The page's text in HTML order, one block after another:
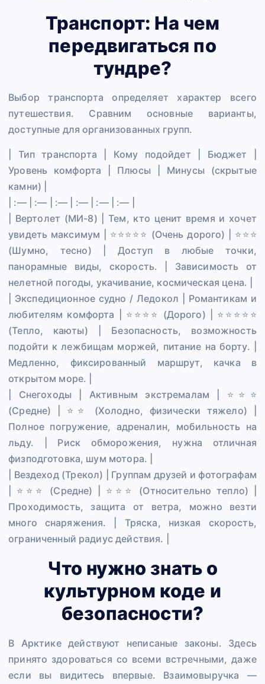
Транспорт: На чем
передвигаться по
тундре?
Выбор транспорта определяет характер всего
путешествия. Сравним основные варианты,
доступные для организованных групп.
| Тип транспорта | Кому подойдет | Бюджет |
Уровень комфорта | Плюсы | Минусы (скрытые
камни) |
| :— | :— | :— | :— | :— | :— |
| Вертолет (МИ-8) | Тем, кто ценит время и хочет
увидеть максимум | ⭐⭐⭐⭐⭐ (Очень дорого) | ⭐⭐⭐
(Шумно, тесно) | Доступ в любые точки,
панорамные виды, скорость. | Зависимость от
нелетной погоды, укачивание, космическая цена. |
| Экспедиционное судно / Ледокол | Романтикам и
любителям комфорта | ⭐⭐⭐⭐ (Дорого) | ⭐⭐⭐⭐⭐
(Тепло, каюты) | Безопасность, возможность
подойти к лежбищам моржей, питание на борту. |
Медленно, фиксированный маршрут, качка в
открытом море. |
| Снегоходы | Активным экстремалам | ⭐⭐⭐
(Средне) | ⭐⭐ (Холодно, физически тяжело) |
Полное погружение, адреналин, мобильность на
льду. | Риск обморожения, нужна отличная
физподготовка, шум мотора. |
| Вездеход (Трекол) | Группам друзей и фотографам
| ⭐⭐⭐ (Средне) | ⭐⭐⭐ (Относительно тепло) |
Проходимость, защита от ветра, можно везти
много снаряжения. | Тряска, низкая скорость,
ограниченный радиус действия. |
Что нужно знать о
культурном коде и
безопасности?
В Арктике действуют неписаные законы. Здесь
принято здороваться со всеми встречными, даже
если вы видитесь впервые. Взаимовыручка —